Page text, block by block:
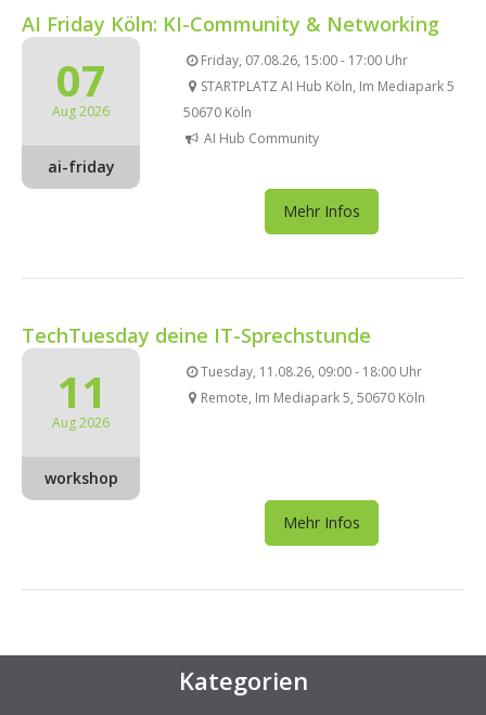
AI Friday Köln: KI-Community & Networking
07
Aug 2026
ai-friday
Friday, 07.08.26, 15:00 - 17:00 Uhr
STARTPLATZ AI Hub Köln, Im Mediapark 5
50670 Köln
AI Hub Community
Mehr Infos
TechTuesday deine IT-Sprechstunde
11
Aug 2026
workshop
Tuesday, 11.08.26, 09:00 - 18:00 Uhr
Remote, Im Mediapark 5, 50670 Köln
Mehr Infos
Kategorien